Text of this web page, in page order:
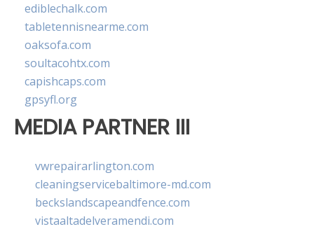
ediblechalk.com
tabletennisnearme.com
oaksofa.com
soultacohtx.com
capishcaps.com
gpsyfl.org
MEDIA PARTNER III
vwrepairarlington.com
cleaningservicebaltimore-md.com
beckslandscapeandfence.com
vistaaltadelveramendi.com